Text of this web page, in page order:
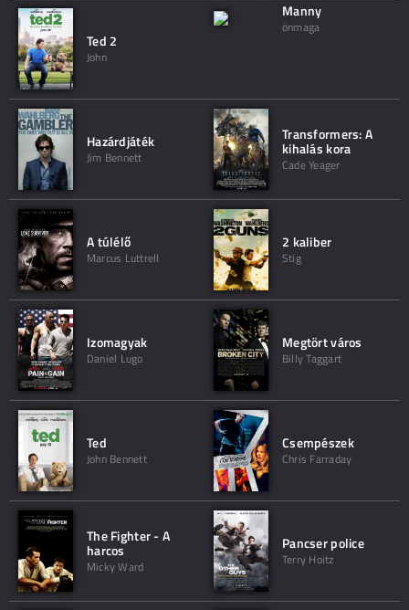
Ted 2
John
Manny
önmaga
Hazárdjáték
Jim Bennett
Transformers: A
kihalás kora
Cade Yeager
A túlélő
Marcus Luttrell
2 kaliber
Stig
Izomagyak
Daniel Lugo
Megtört város
Billy Taggart
Ted
John Bennett
Csempészek
Chris Farraday
The Fighter - A
harcos
Micky Ward
Pancser police
Terry Hoitz